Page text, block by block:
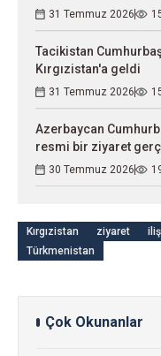
31 Temmuz 2026
Tacikistan
Kırgızistan'a geldi
31 Temmuz 2026
Azerbaycan
resmi bir ziyaret
30 Temmuz 2026
Kırgızistan ziyaret
Türkmenistan
Çok Okunanlar